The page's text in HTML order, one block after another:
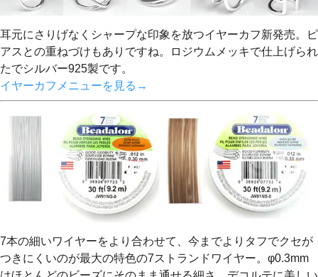
耳元にさりげなくシャープな印象を放つイヤーカフ新発売。ピ
アスとの重ねづけもありですね。ロジウムメッキで仕上げられ
たでシルバー925製です。
イヤーカフメニューを見る→
7本の細いワイヤーをより合わせて、今までよりタフでクセが
つきにくいのが最大の特色の7ストランドワイヤー。φ0.3mm